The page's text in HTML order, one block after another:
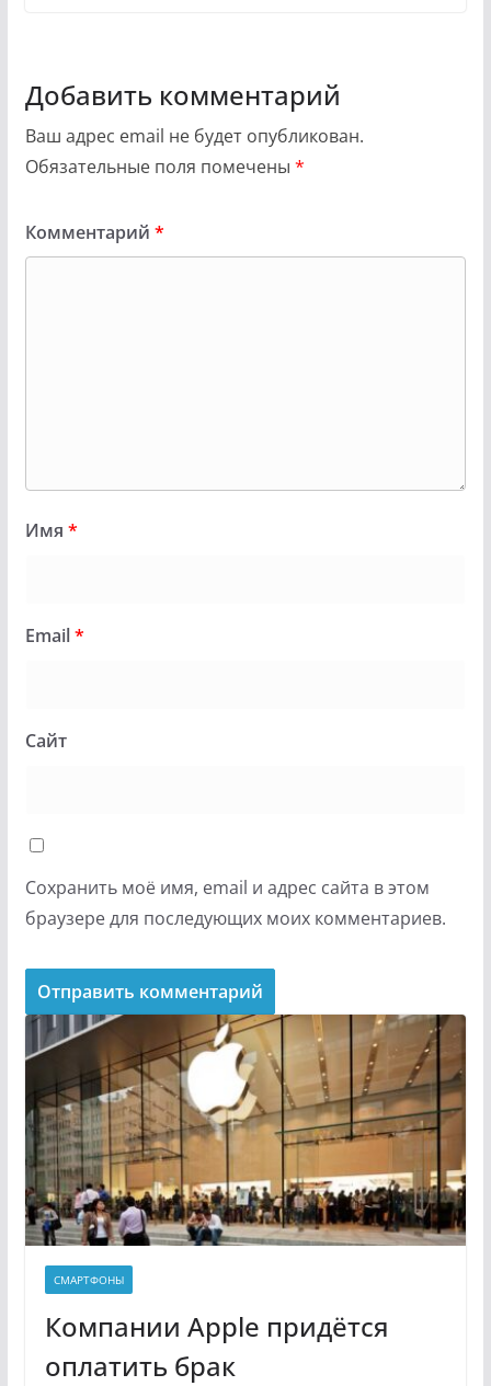
Добавить комментарий
Ваш адрес email не будет опубликован.
Обязательные поля помечены *
Комментарий *
Имя *
Email*
Сайт
Сохранить моё имя, email и адрес сайта в этом
браузере для последующих моих комментариев.
СМАРТФОНЫ
Компании Apple придётся
оплатить брак